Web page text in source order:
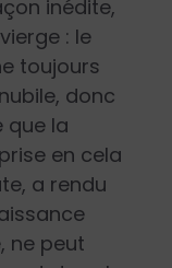
inédite,
: le
toujours
donc
que la
en cela
a rendu
ne peut